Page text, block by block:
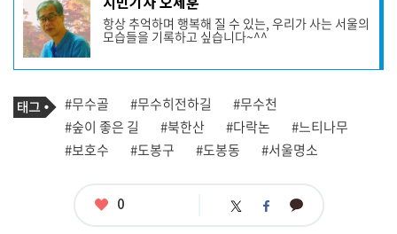
사
작
성
자
프
필
항상 추억하며 행복해 질 수 있는, 우리가 사는 서울의
모습들을 기록하고 싶습니다~^^
기
사
관
련
태
태
그
#무수골 #무수히전하길
#무수천
#숲이 좋은 길
#북한산 #다락논
#느티나무
#보호수
#도봉구 #도봉동 #서울명소
좋
0 트 페 카